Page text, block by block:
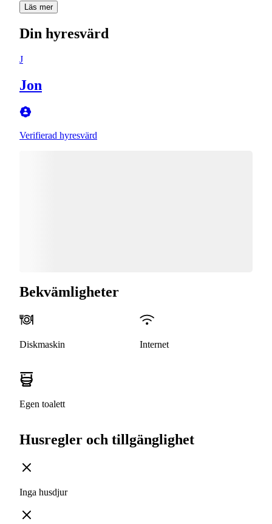
Läs mer
Din hyresvärd
J
Jon
Verifierad hyresvärd
Bekvämligheter
Diskmaskin Internet
Egen toalett
Husregler och tillgänglighet
Inga husdjur